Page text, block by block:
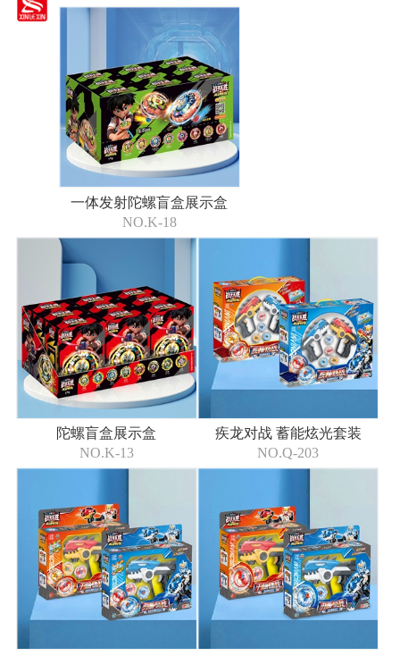
一体发射陀螺盲盒展示盒
NO.K-18
陀螺盲盒展示盒
NO.K-13
疾龙对战 蓄能炫光套装
NO.Q-203